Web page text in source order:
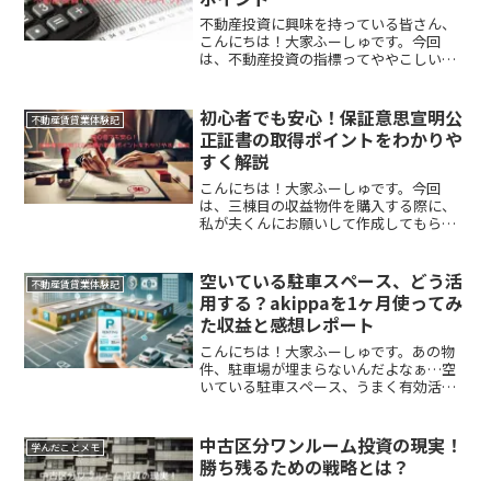
不動産投資に興味を持っている皆さん、
こんにちは！大家ふーしゅです。今回
は、不動産投資の指標ってややこしいく
れば良いの？という方向けの記事です。
お金の成る木を育てるには、...
不動産賃貸業体験記
初心者でも安心！保証意思宣明公
正証書の取得ポイントをわかりや
すく解説
こんにちは！大家ふーしゅです。今回
は、三棟目の収益物件を購入する際に、
私が夫くんにお願いして作成してもらっ
何？ どんな時に必要になるの？ とい
う方も多いはず。そもそも私...
不動産賃貸業体験記
空いている駐車スペース、どう活
用する？akippaを1ヶ月使ってみ
た収益と感想レポート
こんにちは！大家ふーしゅです。あの物
件、駐車場が埋まらないんだよなぁ…空
いている駐車スペース、うまく有効活用
スが空いたままだと、なんだかもったい
ないですよね。収益物件の...
学んだことメモ
中古区分ワンルーム投資の現実！
勝ち残るための戦略とは？